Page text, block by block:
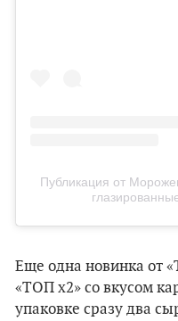
Публикация от
Еще одна новинка от
«ТОП х2» со вкусом
упаковке сразу два